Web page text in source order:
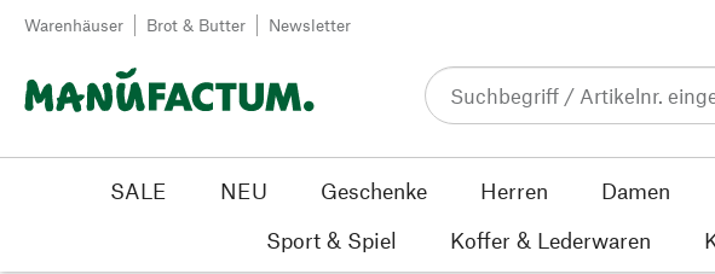
Zum Inhalt springen
Warenhäuser Brot & Butter Newsletter
SALE NEU Geschenke Herren Damen
Sport & Spiel
Koffer & Lederwaren